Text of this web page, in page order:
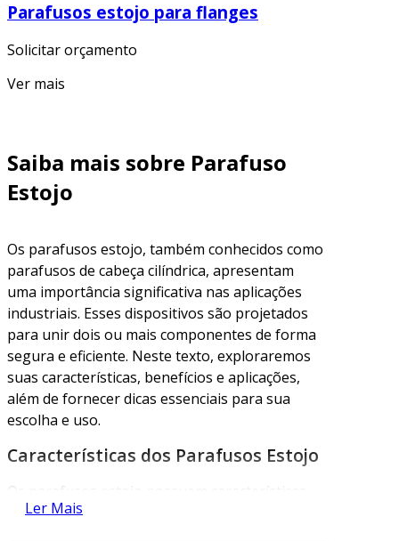
Parafusos estojo para flanges
Solicitar orçamento
Ver mais
Saiba mais sobre Parafuso
Estojo
Os parafusos estojo, também conhecidos como
parafusos de cabeça cilíndrica, apresentam
uma importância significativa nas aplicações
industriais. Esses dispositivos são projetados
para unir dois ou mais componentes de forma
segura e eficiente. Neste texto, exploraremos
suas características, benefícios e aplicações,
além de fornecer dicas essenciais para sua
escolha e uso.
Características dos Parafusos Estojo
Os parafusos estojo possuem características
específicas que os tornam ideais para diversas
Ler Mais